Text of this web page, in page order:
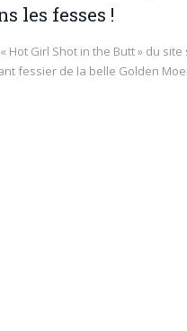
les fesses !
Hot Girl Shot in the Butt » du site
fessier de la belle Golden